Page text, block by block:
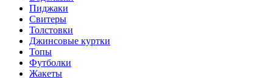
Пиджаки
Свитеры
Толстовки
Джинсовые куртки
Топы
Футболки
Жакеты